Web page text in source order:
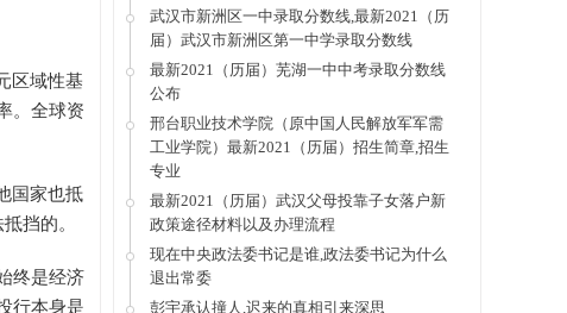
区域性基
。全球资
国家也抵
挡的。
终是经济
行本身是
武汉市新洲区一中录取分数线,最新2021（历
届）武汉市新洲区第一中学录取分数线
最新2021（历届）芜湖一中中考录取分数线
公布
邢台职业技术学院（原中国人民解放军军需
工业学院）最新2021（历届）招生简章,招生
专业
最新2021（历届）武汉父母投靠子女落户新
政策途径材料以及办理流程
现在中央政法委书记是谁,政法委书记为什么
退出常委
彭宇承认撞人,迟来的真相引来深思